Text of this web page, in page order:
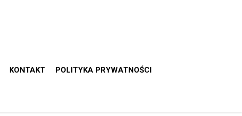
KONTAKT POLITYKA PRYWATNOŚCI